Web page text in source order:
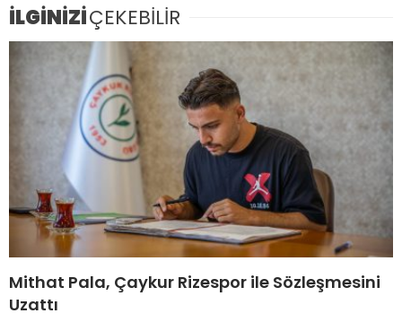
İLGİNİZİÇEKEBİLİR
Mithat Pala, Çaykur Rizespor ile Sözleşmesini
Uzattı